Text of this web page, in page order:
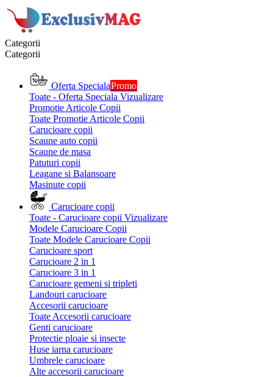
Categorii
Categorii
Oferta SpecialaPromo
Toate - Oferta Speciala Vizualizare
Promotie Articole Copii
Toate Promotie Articole Copii
Carucioare copii
Scaune auto copii
Scaune de masa
Patuturi copii
Leagane si Balansoare
Masinute copii
Carucioare copii
Toate - Carucioare copii Vizualizare
Modele Carucioare Copii
Toate Modele Carucioare Copii
Carucioare sport
Carucioare 2 in 1
Carucioare 3 in 1
Carucioare gemeni si tripleti
Landouri carucioare
Accesorii carucioare
Toate Accesorii carucioare
Genti carucioare
Protectie ploaie si insecte
Huse iarna carucioare
Umbrele carucioare
Alte accesorii carucioare